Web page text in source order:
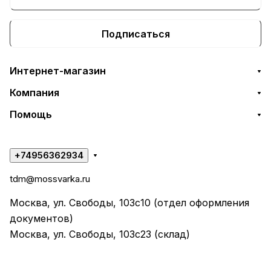
Подписаться
Интернет-магазин
Компания
Помощь
+74956362934
tdm@mossvarka.ru
Москва, ул. Свободы, 103с10 (отдел оформления
документов)
Москва, ул. Свободы, 103с23 (склад)